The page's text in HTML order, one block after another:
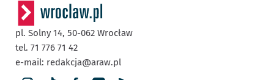
pl. Solny 14, 50-062 Wrocław
tel. 71 776 71 42
e-mail: redakcja@araw.pl